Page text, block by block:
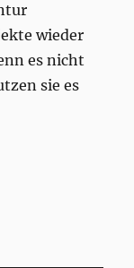
wieder
es nicht
sie es